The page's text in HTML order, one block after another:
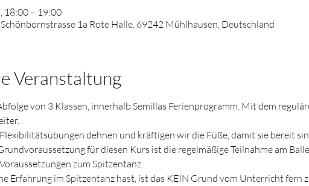
18:00 – 19:00
1a Rote Halle, 69242 Mühlhausen, Deutschland
Veranstaltung
von 3 Klassen, innerhalb Semillas Ferienprogramm. Mit dem
dehnen und kräftigen wir die Füße, damit sie bereit
für diesen Kurs ist die regelmäßige Teilnahme am
zum Spitzentanz.
Erfahrung im Spitzentanz hast, ist das KEIN Grund vom Unterricht fern